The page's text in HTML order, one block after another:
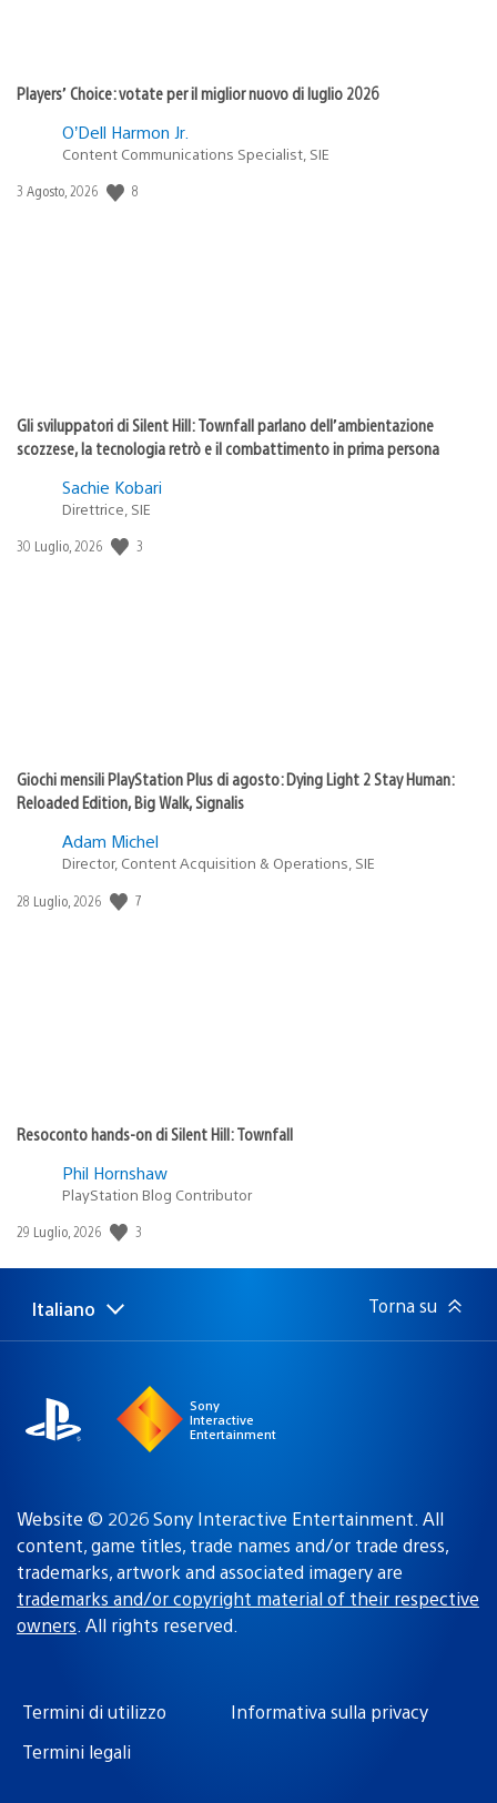
Players’ Choice: votate per il miglior nuovo di luglio 2026
O’Dell Harmon Jr.
Content Communications Specialist, SIE
Data
3 Agosto, 2026 8
Gli sviluppatori di Silent Hill: Townfall parlano dell’ambientazione
scozzese, la tecnologia retrò e il combattimento in prima persona
Sachie Kobari
Direttrice, SIE
Data
30 Luglio, 2026 3
Giochi mensili PlayStation Plus di agosto: Dying Light 2 Stay Human:
Reloaded Edition, Big Walk, Signalis
Adam Michel
Director, Content Acquisition & Operations, SIE
Data
28 Luglio, 2026 7
Resoconto hands-on di Silent Hill: Townfall
Phil Hornshaw
PlayStation Blog Contributor
Data
pubblicazione:
29 Luglio, 2026 3
Seleziona
Regione
Italiano Torna su
Sony
Interactive
Entertainment
Website © 2026 Sony Interactive Entertainment. All
content, game titles, trade names and/or trade dress,
trademarks, artwork and associated imagery are
trademarks and/or copyright material of their respective
owners. All rights reserved.
Termini di utilizzo
Informativa sulla privacy
Termini legali